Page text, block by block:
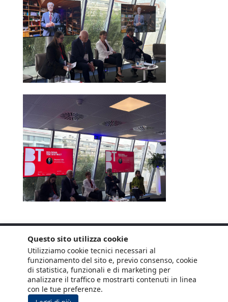
Questo sito utilizza cookie
Utilizziamo cookie tecnici necessari al
funzionamento del sito e, previo consenso, cookie
di statistica, funzionali e di marketing per
analizzare il traffico e mostrarti contenuti in linea
con le tue preferenze.